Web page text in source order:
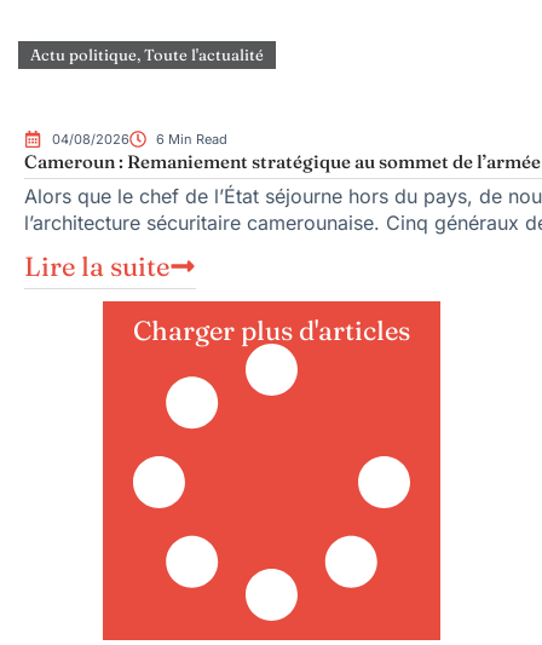
Actu politique,Toute l'actualité
04/08/2026 6 Min Read
Cameroun : Remaniement stratégique au sommet de l’armée
Alors que le chef de l’État séjourne hors du pays, de
l’architecture sécuritaire camerounaise. Cinq généraux
Lire la suite
Charger plus d'articles